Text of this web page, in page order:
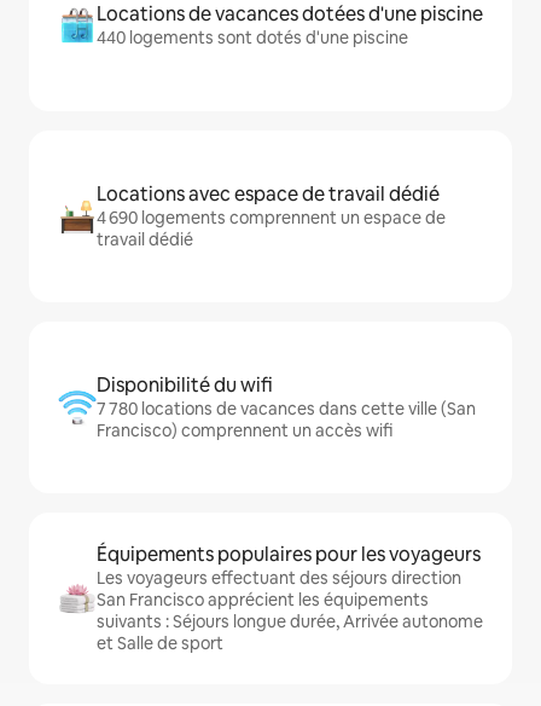
Locations de vacances dotées d'une piscine
440 logements sont dotés d'une piscine
Locations avec espace de travail dédié
4 690 logements comprennent un espace de
travail dédié
Disponibilité du wifi
7 780 locations de vacances dans cette ville (San
Francisco) comprennent un accès wifi
Équipements populaires pour les voyageurs
Les voyageurs effectuant des séjours direction
San Francisco apprécient les équipements
suivants : Séjours longue durée, Arrivée autonome
et Salle de sport